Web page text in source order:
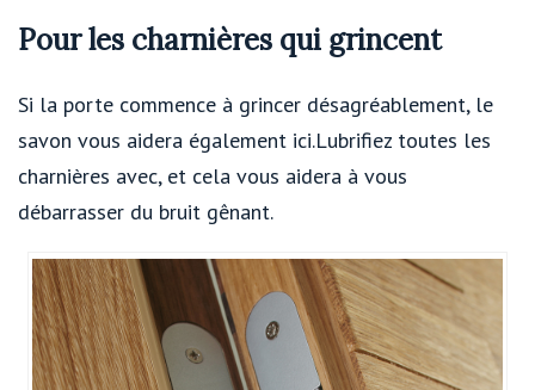
Pour les charnières qui grincent
Si la porte commence à grincer désagréablement, le
savon vous aidera également ici.Lubrifiez toutes les
charnières avec, et cela vous aidera à vous
débarrasser du bruit gênant.